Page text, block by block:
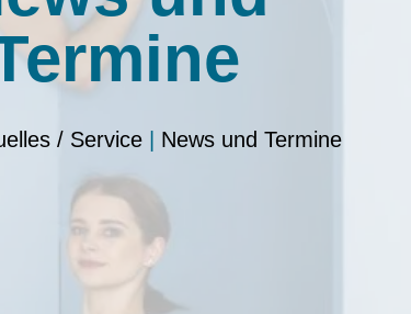
/ Service| News und Termine